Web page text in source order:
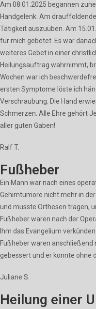
Am 08.01.2025 begannen
Handgelenk. Am
Tätigkeit auszuüben. Am
für mich gebetet. Es war
weiteres Gebet in einer
Heilungsauftrag wahrnimmt,
Wochen war ich
ersten Symptome löste ich
Verschraubung. Die Hand
Schmerzen. Alle Ehre gehört
aller guten Gaben!
Ralf T.
Fußheber
Ein Mann war nach eines
Gehirntumore nicht mehr in
und musste Orthesen tragen,
Fußheber waren nach der
Ihm das Evangelium
Fußheber waren anschließend
gebessert und er konnte ohne
Juliane S.
Heilung einer